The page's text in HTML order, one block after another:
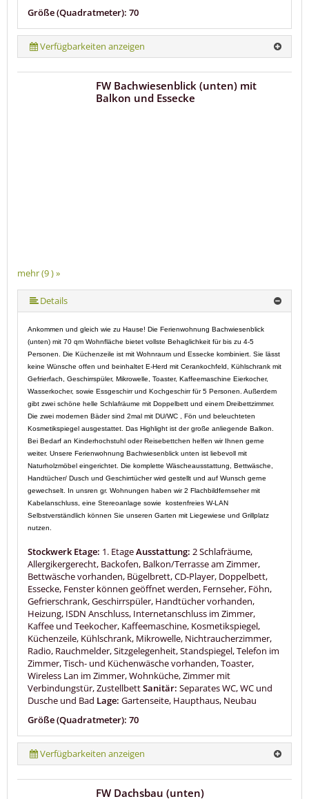
Größe (Quadratmeter): 70
Verfügbarkeiten anzeigen
mehr (9 ) »
mehr (9 ) »
mehr (9 ) »
mehr (9 ) »
mehr (9 ) »
mehr (9 ) »
FW Bachwiesenblick (unten) mit
Balkon und Essecke
Details
Ankommen und gleich wie zu Hause! Die Ferienwohnung Bachwiesenblick
(unten) mit 70 qm Wohnfläche bietet vollste Behaglichkeit für bis zu 4-5
Personen. Die Küchenzeile ist mit Wohnraum und Essecke kombiniert. Sie lässt
keine Wünsche offen und beinhaltet E-Herd mit Cerankochfeld, Kühlschrank mit
Gefrierfach, Geschirrspüler, Mikrowelle, Toaster, Kaffeemaschine Eierkocher,
Wasserkocher, sowie Essgeschirr und Kochgeschirr für 5 Personen. Außerdem
gibt zwei schöne helle Schlafräume mit Doppelbett und einem Dreibettzimmer.
Die zwei modernen Bäder sind 2mal mit DU/WC , Fön und beleuchteten
Kosmetikspiegel ausgestattet. Das Highlight ist der große anliegende Balkon.
Bei Bedarf an Kinderhochstuhl oder Reisebettchen helfen wir Ihnen gerne
weiter. Unsere Ferienwohnung Bachwiesenblick unten ist liebevoll mit
Naturholzmöbel eingerichtet. Die komplette Wäscheausstattung, Bettwäsche,
Handtücher/ Dusch und Geschirrtücher wird gestellt und auf Wunsch gerne
gewechselt. In unsren gr. Wohnungen haben wir 2 Flachbildfernseher mit
Kabelanschluss, eine Stereoanlage sowie kostenfreies W-LAN
Selbstverständlich können Sie unseren Garten mit Liegewiese und Grillplatz
nutzen.
Stockwerk Etage: 1. EtageAusstattung: 2 Schlafräume,
Allergikergerecht, Backofen, Balkon/Terrasse am Zimmer,
Bettwäsche vorhanden, Bügelbrett, CD-Player, Doppelbett,
Essecke, Fenster können geöffnet werden, Fernseher, Föhn,
Gefrierschrank, Geschirrspüler, Handtücher vorhanden,
Heizung, ISDN Anschluss, Internetanschluss im Zimmer,
Kaffee und Teekocher, Kaffeemaschine, Kosmetikspiegel,
Küchenzeile, Kühlschrank, Mikrowelle, Nichtraucherzimmer,
Radio, Rauchmelder, Sitzgelegenheit, Standspiegel, Telefon im
Zimmer, Tisch- und Küchenwäsche vorhanden, Toaster,
Wireless Lan im Zimmer, Wohnküche, Zimmer mit
Verbindungstür, ZustellbettSanitär: Separates WC, WC und
Dusche und Bad Lage: Gartenseite, Haupthaus, Neubau
Größe (Quadratmeter): 70
Verfügbarkeiten anzeigen
FW Dachsbau (unten)